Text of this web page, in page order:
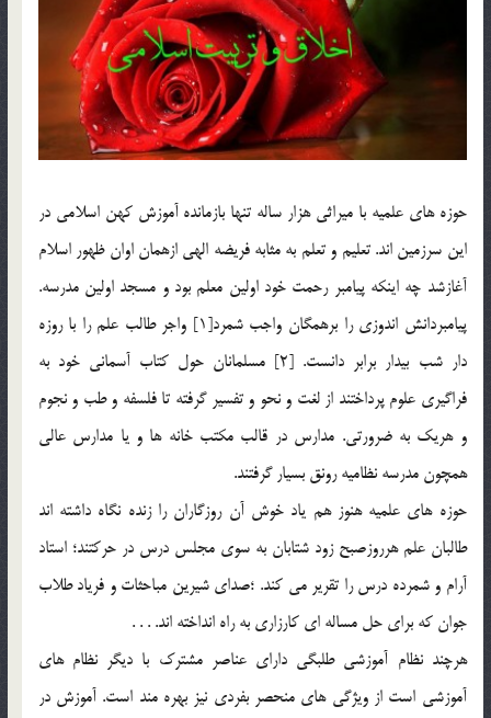
حوزه هاي علميه با ميراثي هزار ساله تنها بازمانده آموزش کهن اسلامي در
اين سرزمين اند. تعليم و تعلم به مثابه فريضه الهي ازهمان اوان ظهور اسلام
آغازشد چه اينکه پيامبر رحمت خود اولين معلم بود و مسجد اولين مدرسه.
پيامبردانش اندوزي را برهمگان واجب شمرد[1] واجر طالب علم را با روزه
دار شب بيدار برابر دانست. [2] مسلمانان حول کتاب آسماني خود به
فراگيري علوم پرداختند از لغت و نحو و تفسير گرفته تا فلسفه و طب و نجوم
و هريک به ضرورتي. مدارس در قالب مکتب خانه ها و يا مدارس عالي
همچون مدرسه نظاميه رونق بسيار گرفتند.
حوزه هاي علميه هنوز هم ياد خوش آن روزگاران را زنده نگاه داشته اند
طالبان علم هرروزصبح زود شتابان به سوي مجلس درس در حرکتند؛ استاد
آرام و شمرده درس را تقرير مي کند. ؛صداي شيرين مباحثات و فرياد طلاب
جوان که براي حل مساله اي کارزاري به راه انداخته اند. . . .
هرچند نظام آموزشي طلبگي داراي عناصر مشترک با ديگر نظام هاي
آموزشي است از ويژگي هاي منحصر بفردي نيز بهره مند است. آموزش در